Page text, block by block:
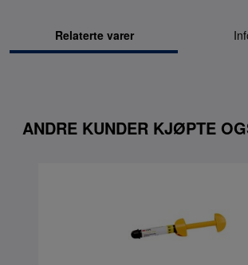
Relaterte varer
ANDRE KUNDER KJØPTE